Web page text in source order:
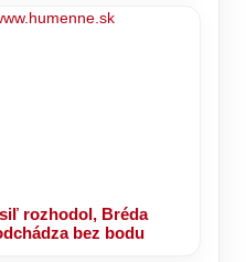
rozhodol, Bréda
bez bodu